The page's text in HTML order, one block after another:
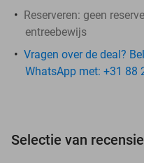
Reserveren: geen
entreebewijs
Vragen over de deal?
WhatsApp met: +31 88
Selectie van